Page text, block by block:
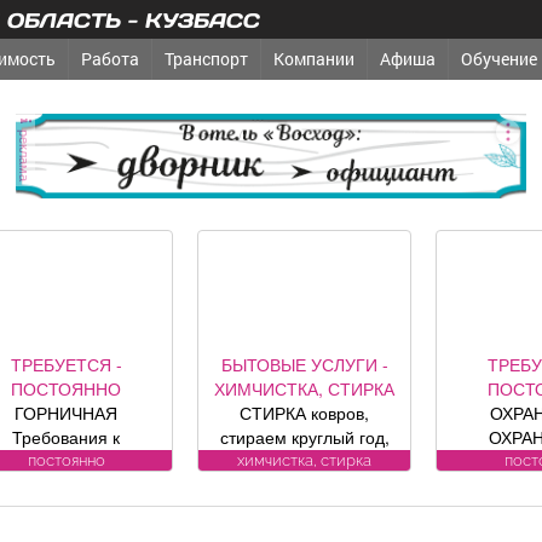
- КУЗБАСС
Работа Транспорт Компании Афиша Обучение
реклама
ТРЕБУЕТСЯ -
ПОСТОЯННО
ГОРНИЧНАЯ
Требования к
без опыта
и сухая
постоянно
БЫТОВЫЕ УСЛУГИ -
ХИМЧИСТКА, СТИРКА
СТИРКА ковров,
стираем круглый год,
заберем и привезем
Пенсионерам скидка
химчистка, стирка
ВОДИТЕЛИ